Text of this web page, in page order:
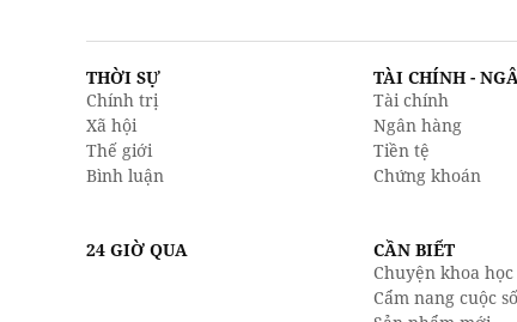
THỜI SỰ
Chính trị
Xã hội
Thế giới
Bình luận
TÀI CHÍNH -
Tài chính
Ngân hàng
Tiền tệ
Chứng khoán
24 GIỜ QUA
CẦN BIẾT
Chuyện khoa học
Cẩm nang cuộc